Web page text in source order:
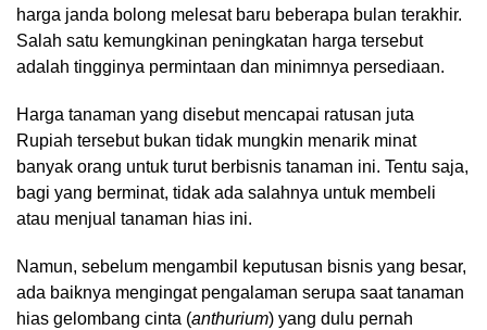
harga janda bolong melesat baru beberapa bulan terakhir.
Salah satu kemungkinan peningkatan harga tersebut
adalah tingginya permintaan dan minimnya persediaan.
Harga tanaman yang disebut mencapai ratusan juta
Rupiah tersebut bukan tidak mungkin menarik minat
banyak orang untuk turut berbisnis tanaman ini. Tentu saja,
bagi yang berminat, tidak ada salahnya untuk membeli
atau menjual tanaman hias ini.
Namun, sebelum mengambil keputusan bisnis yang besar,
ada baiknya mengingat pengalaman serupa saat tanaman
hias gelombang cinta (anthurium) yang dulu pernah